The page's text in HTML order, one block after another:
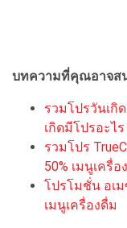
บทความที่คุณอาจส
รวมโปรวันเกิ
เกิดมีโปรอะไร
รวมโปร
50% เมนูเครื่อ
โปรโมชั่น อเ
เมนูเครื่องดื่ม